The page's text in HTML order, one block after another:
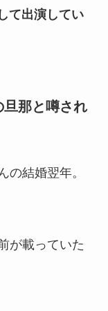
て出演してい
那と噂され
の結婚翌年。
が載っていた